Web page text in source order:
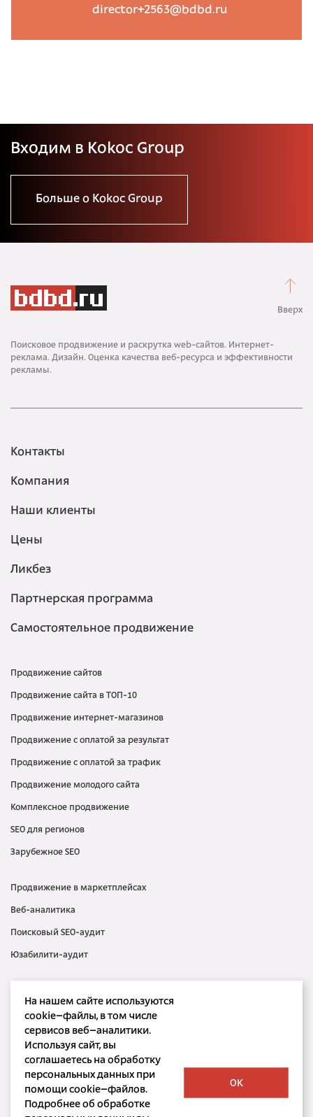
director+2563@bdbd.ru
Входим в Kokoc Group
Больше о Kokoc Group
Поисковое продвижение и раскрутка web-сайтов. Интернет-
реклама. Дизайн. Оценка качества веб-ресурса и эффективности
рекламы.
Вверх
Контакты
Компания
Наши клиенты
Цены
Ликбез
Партнерская программа
Самостоятельное продвижение
Продвижение сайтов
Продвижение сайта в ТОП-10
Продвижение интернет-магазинов
Продвижение с оплатой за результат
Продвижение с оплатой за трафик
Продвижение молодого сайта
Комплексное продвижение
SEO для регионов
Зарубежное SEO
Продвижение в маркетплейсах
Веб-аналитика
Поисковый SEO-аудит
Юзабилити-аудит
Медийная реклама
SMM
SERM
На нашем сайте используются
cookie–файлы, в том числе
сервисов веб–аналитики.
Используя сайт, вы
соглашаетесь на обработку
персональных данных при
помощи cookie–файлов.
Подробнее об обработке
OK